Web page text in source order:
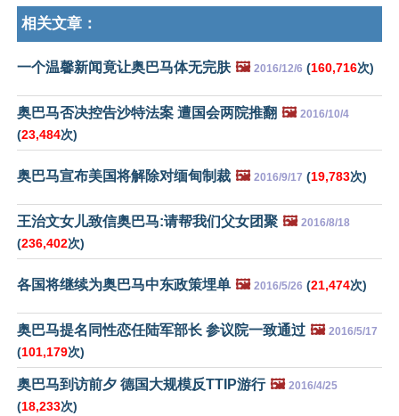
相关文章：
一个温馨新闻竟让奥巴马体无完肤 🖼️ 2016/12/6 (160,716次)
奥巴马否决控告沙特法案 遭国会两院推翻 🖼️ 2016/10/4
(23,484次)
奥巴马宣布美国将解除对缅甸制裁 🖼️ 2016/9/17 (19,783次)
王治文女儿致信奥巴马:请帮我们父女团聚 🖼️ 2016/8/18
(236,402次)
各国将继续为奥巴马中东政策埋单 🖼️ 2016/5/26 (21,474次)
奥巴马提名同性恋任陆军部长 参议院一致通过 🖼️ 2016/5/17
(101,179次)
奥巴马到访前夕 德国大规模反TTIP游行 🖼️ 2016/4/25
(18,233次)